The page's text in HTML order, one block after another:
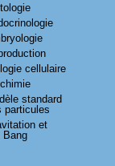
cellulaire
standard
particules
et
Bang